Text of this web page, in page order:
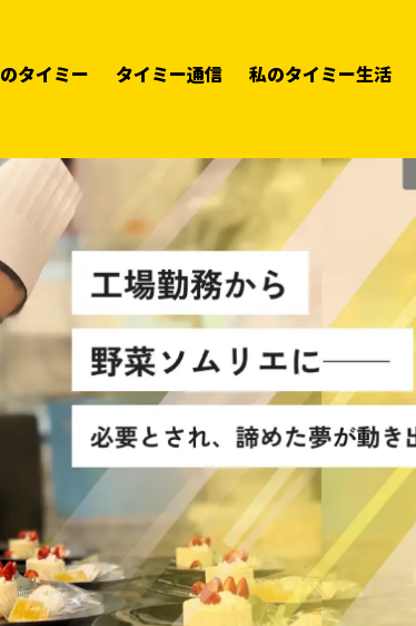
タイミー タイミー通信 私のタイミー生活